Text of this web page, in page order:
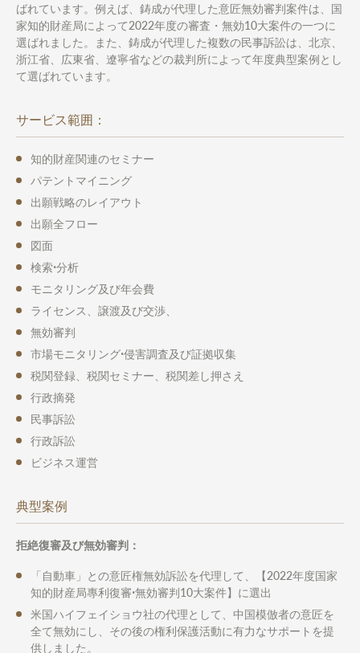
ばれています。例えば、鋳成が代理した意匠無効審判案件は、国
家知的財産局によって2022年度の審査・無効10大案件の一つに
選ばれました。また、鋳成が代理した複数の民事訴訟は、北京、
浙江省、広東省、遼寧省などの裁判所によって年度典型案例とし
て選ばれています。
サービス範囲：
知的財産関連のセミナー
パテントマイニング
出願戦略のレイアウト
出願全フロー
図面
検索ꞏ分析
モニタリング及び年会費
ライセンス、譲渡及び交渉、
無効審判
市場モニタリングꞏ侵害調査及び証拠収集
税関登録、税関セミナー、税関差し押さえ
行政摘発
民事訴訟
行政訴訟
ビジネス運営
典型案例
拒絶復審及び無効審判：
「自動車」との意匠権無効訴訟を代理して、【2022年度国家
知的財産局專利復審ꞏ無効審判10大案件】に選出
米国ハイフェイショウ社の代理として、中国模倣者の意匠を
全て無効にし、その後の権利保護活動に有力なサポートを提
供しました。